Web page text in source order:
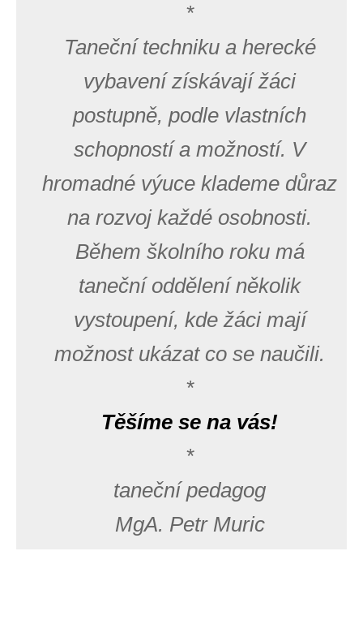
*
Taneční techniku a herecké
vybavení získávají žáci
postupně, podle vlastních
schopností a možností. V
hromadné výuce klademe důraz
na rozvoj každé osobnosti.
Během školního roku má
taneční oddělení několik
vystoupení, kde žáci mají
možnost ukázat co se naučili.
*
Těšíme se na vás!
*
taneční pedagog
MgA. Petr Muric